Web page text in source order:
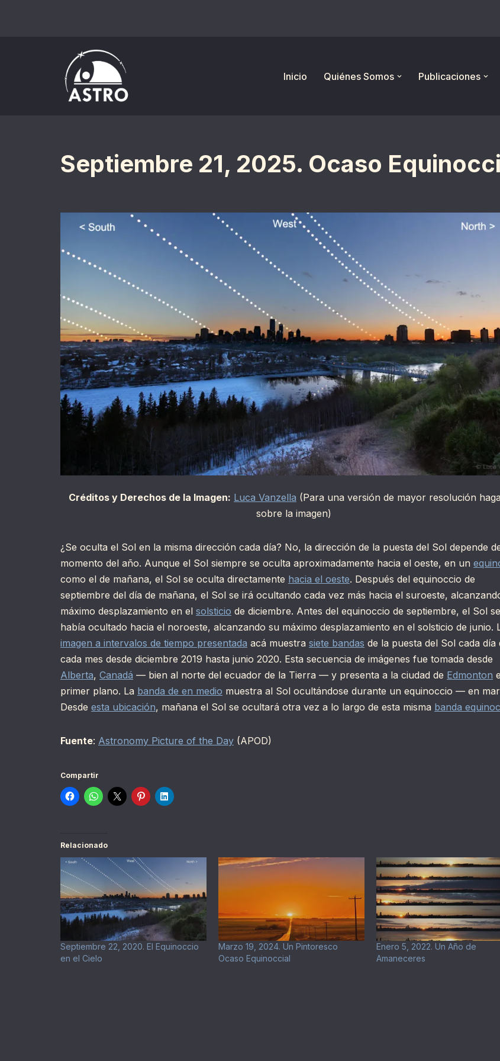
Inicio
Quiénes Somos Publicaciones
Septiembre 21, 2025. Ocaso
Créditos y Derechos de la Imagen: Luca Vanzella (Para una versión de mayor resolución
sobre la imagen)
¿Se oculta el Sol en la misma dirección cada día? No, la dirección de la puesta del Sol depende
momento del año. Aunque el Sol siempre se oculta aproximadamente hacia el oeste, en un
como el de mañana, el Sol se oculta directamente hacia el oeste. Después del equinoccio de
septiembre del día de mañana, el Sol se irá ocultando cada vez más hacia el suroeste,
máximo desplazamiento en el solsticio de diciembre. Antes del equinoccio de septiembre, el Sol se
había ocultado hacia el noroeste, alcanzando su máximo desplazamiento en el solsticio de junio.
imagen a intervalos de tiempo presentada acá muestra siete bandas de la puesta del Sol cada día
cada mes desde diciembre 2019 hasta junio 2020. Esta secuencia de imágenes fue tomada desde
Alberta, Canadá — bien al norte del ecuador de la Tierra — y presenta a la ciudad de Edmonton
primer plano. La banda de en medio muestra al Sol ocultándose durante un equinoccio — en
Desde esta ubicación, mañana el Sol se ocultará otra vez a lo largo de esta misma banda
Fuente: Astronomy Picture of the Day (APOD)
Compartir
Relacionado
Septiembre 22, 2020. El Equinoccio
en el Cielo
Marzo 19, 2024. Un Pintoresco
Ocaso Equinoccial
Enero 5, 2022. Un Año de
Amaneceres